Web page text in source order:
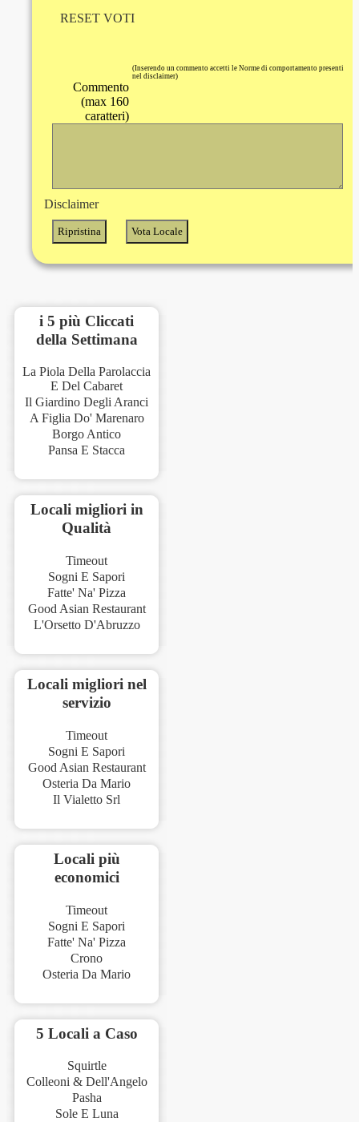
RESET VOTI
(Inserendo un commento accetti le Norme di comportamento presenti
nel disclaimer)
Commento
(max 160
caratteri)
Disclaimer
i 5 più Cliccati
della Settimana
La Piola Della Parolaccia
E Del Cabaret
Il Giardino Degli Aranci
A Figlia Do' Marenaro
Borgo Antico
Pansa E Stacca
Locali migliori in
Qualità
Timeout
Sogni E Sapori
Fatte' Na' Pizza
Good Asian Restaurant
L'Orsetto D'Abruzzo
Locali migliori nel
servizio
Timeout
Sogni E Sapori
Good Asian Restaurant
Osteria Da Mario
Il Vialetto Srl
Locali più
economici
Timeout
Sogni E Sapori
Fatte' Na' Pizza
Crono
Osteria Da Mario
5 Locali a Caso
Squirtle
Colleoni & Dell'Angelo
Pasha
Sole E Luna